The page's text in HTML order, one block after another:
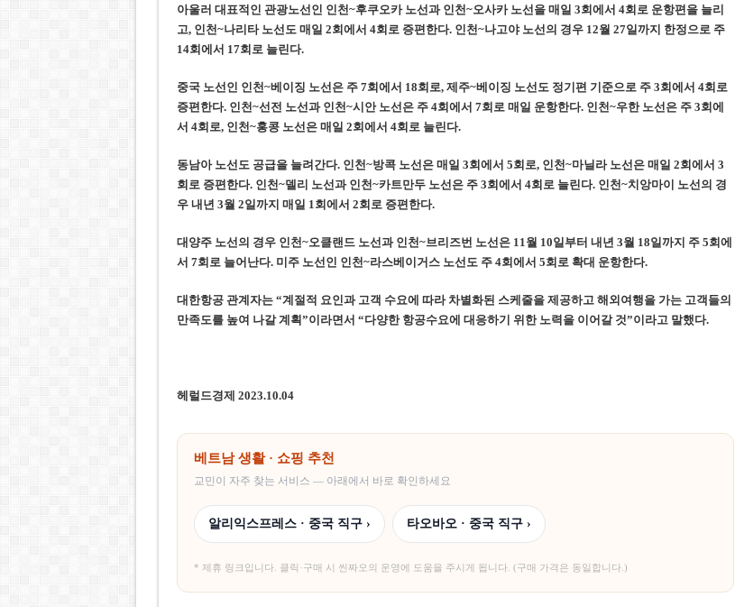
아울러 대표적인 관광노선인 인천~후쿠오카 노선과 인천~오사카 노선을 매일 3회에서 4회로 운항편을 늘리
고, 인천~나리타 노선도 매일 2회에서 4회로 증편한다. 인천~나고야 노선의 경우 12월 27일까지 한정으로 주
14회에서 17회로 늘린다.
중국 노선인 인천~베이징 노선은 주 7회에서 18회로, 제주~베이징 노선도 정기편 기준으로 주 3회에서 4회로
증편한다. 인천~선전 노선과 인천~시안 노선은 주 4회에서 7회로 매일 운항한다. 인천~우한 노선은 주 3회에
서 4회로, 인천~홍콩 노선은 매일 2회에서 4회로 늘린다.
동남아 노선도 공급을 늘려간다. 인천~방콕 노선은 매일 3회에서 5회로, 인천~마닐라 노선은 매일 2회에서 3
회로 증편한다. 인천~델리 노선과 인천~카트만두 노선은 주 3회에서 4회로 늘린다. 인천~치앙마이 노선의 경
우 내년 3월 2일까지 매일 1회에서 2회로 증편한다.
대양주 노선의 경우 인천~오클랜드 노선과 인천~브리즈번 노선은 11월 10일부터 내년 3월 18일까지 주 5회에
서 7회로 늘어난다. 미주 노선인 인천~라스베이거스 노선도 주 4회에서 5회로 확대 운항한다.
대한항공 관계자는 “계절적 요인과 고객 수요에 따라 차별화된 스케줄을 제공하고 해외여행을 가는 고객들의
만족도를 높여 나갈 계획”이라면서 “다양한 항공수요에 대응하기 위한 노력을 이어갈 것”이라고 말했다.
헤럴드경제 2023.10.04
베트남 생활 · 쇼핑 추천
교민이 자주 찾는 서비스 — 아래에서 바로 확인하세요
알리익스프레스 · 중국 직구 › 타오바오 · 중국 직구 ›
* 제휴 링크입니다. 클릭·구매 시 씬짜오의 운영에 도움을 주시게 됩니다. (구매 가격은 동일합니다.)